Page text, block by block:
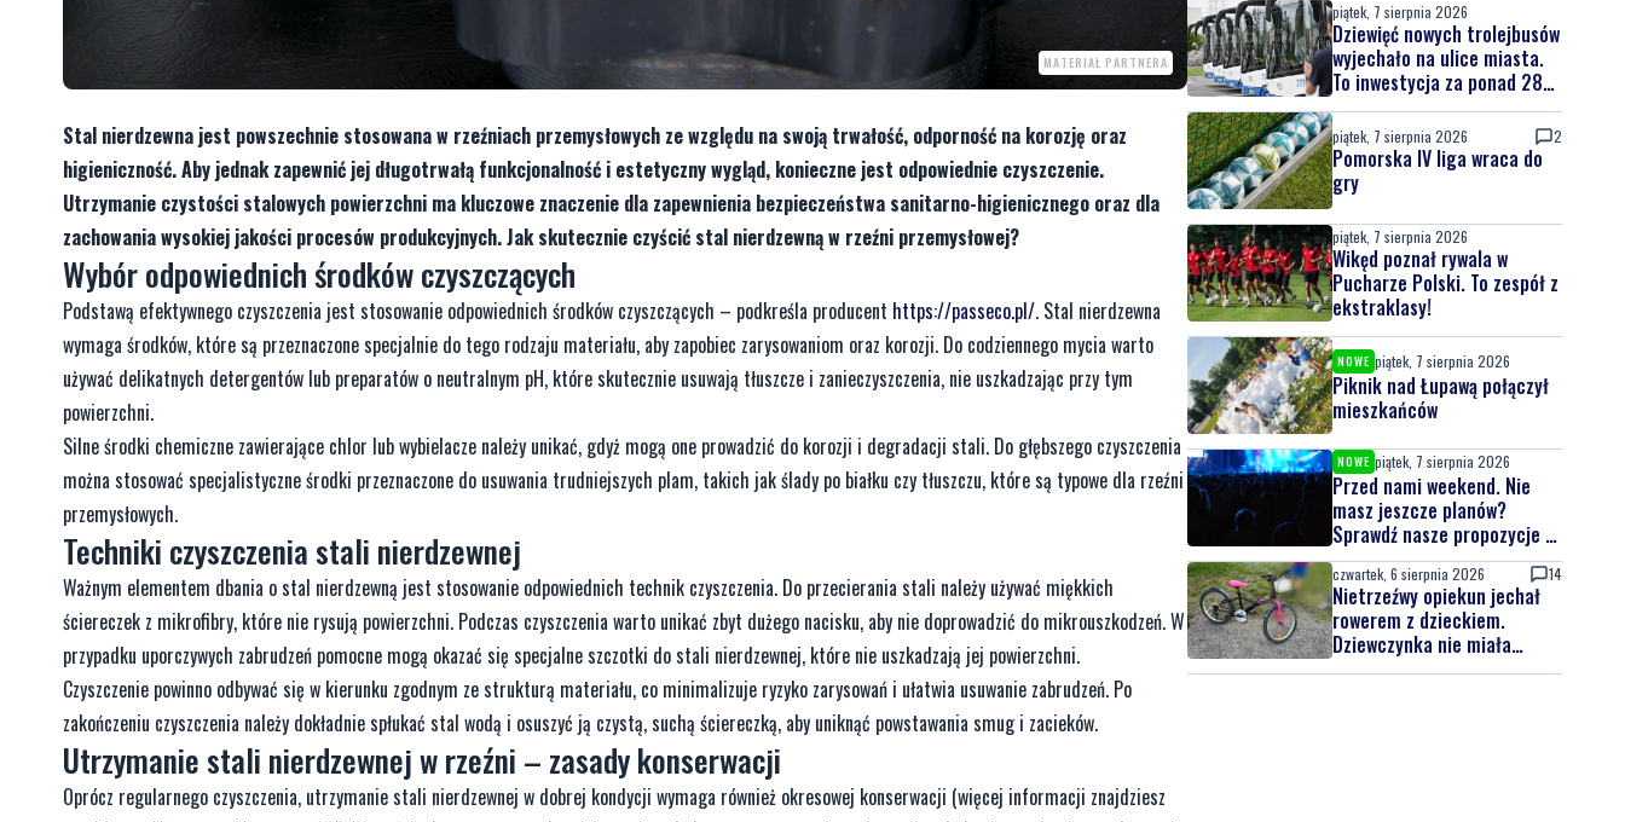
MATERIAŁ PARTNERA
Stal nierdzewna jest powszechnie stosowana w rzeźniach przemysłowych ze względu na swoją trwałość, odporność na korozję oraz
higieniczność. Aby jednak zapewnić jej długotrwałą funkcjonalność i estetyczny wygląd, konieczne jest odpowiednie czyszczenie.
Utrzymanie czystości stalowych powierzchni ma kluczowe znaczenie dla zapewnienia bezpieczeństwa sanitarno-higienicznego oraz dla
zachowania wysokiej jakości procesów produkcyjnych. Jak skutecznie czyścić stal nierdzewną w rzeźni przemysłowej?
Wybór odpowiednich środków czyszczących
Podstawą efektywnego czyszczenia jest stosowanie odpowiednich środków czyszczących – podkreśla producent https://passeco.pl/. Stal nierdzewna
wymaga środków, które są przeznaczone specjalnie do tego rodzaju materiału, aby zapobiec zarysowaniom oraz korozji. Do codziennego mycia warto
używać delikatnych detergentów lub preparatów o neutralnym pH, które skutecznie usuwają tłuszcze i zanieczyszczenia, nie uszkadzając przy tym
powierzchni.
Silne środki chemiczne zawierające chlor lub wybielacze należy unikać, gdyż mogą one prowadzić do korozji i degradacji stali. Do głębszego czyszczenia
można stosować specjalistyczne środki przeznaczone do usuwania trudniejszych plam, takich jak ślady po białku czy tłuszczu, które są typowe dla rzeźni
przemysłowych.
Techniki czyszczenia stali nierdzewnej
Ważnym elementem dbania o stal nierdzewną jest stosowanie odpowiednich technik czyszczenia. Do przecierania stali należy używać miękkich
ściereczek z mikrofibry, które nie rysują powierzchni. Podczas czyszczenia warto unikać zbyt dużego nacisku, aby nie doprowadzić do mikrouszkodzeń. W
przypadku uporczywych zabrudzeń pomocne mogą okazać się specjalne szczotki do stali nierdzewnej, które nie uszkadzają jej powierzchni.
Czyszczenie powinno odbywać się w kierunku zgodnym ze strukturą materiału, co minimalizuje ryzyko zarysowań i ułatwia usuwanie zabrudzeń. Po
zakończeniu czyszczenia należy dokładnie spłukać stal wodą i osuszyć ją czystą, suchą ściereczką, aby uniknąć powstawania smug i zacieków.
Utrzymanie stali nierdzewnej w rzeźni – zasady konserwacji
Oprócz regularnego czyszczenia, utrzymanie stali nierdzewnej w dobrej kondycji wymaga również okresowej konserwacji (więcej informacji znajdziesz
piątek, 7 sierpnia 2026
Dziewięć nowych trolejbusów
wyjechało na ulice miasta.
To inwestycja za ponad 28
mln zł
piątek, 7 sierpnia 2026 2
Pomorska IV liga wraca do
gry
piątek, 7 sierpnia 2026
Wikęd poznał rywala w
Pucharze Polski. To zespół z
ekstraklasy!
NOWE piątek, 7 sierpnia 2026
Piknik nad Łupawą połączył
mieszkańców
NOWE piątek, 7 sierpnia 2026
Przed nami weekend. Nie
masz jeszcze planów?
Sprawdź nasze propozycje w
powiecie wejherowskim i
puckim
czwartek, 6 sierpnia 2026 14
Nietrzeźwy opiekun jechał
rowerem z dzieckiem.
Dziewczynka nie miała
kasku